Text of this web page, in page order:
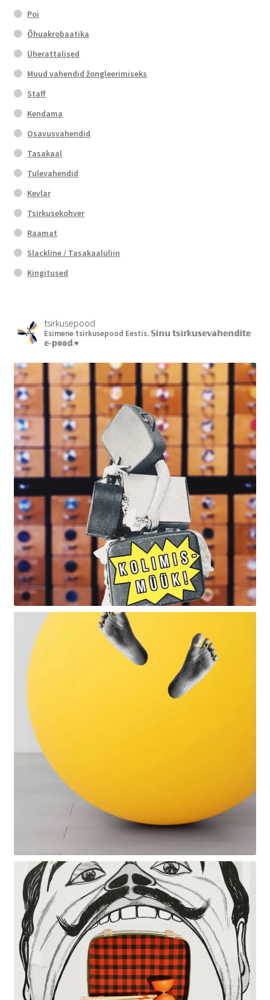
Poi
Õhuakrobaatika
Üherattalised
Muud vahendid žongleerimiseks
Staff
Kendama
Osavusvahendid
Tasakaal
Tulevahendid
Kevlar
Tsirkusekohver
Raamat
Slackline / Tasakaaluliin
Kingitused
tsirkusepood
Esimene tsirkusepood Eestis. 𝕊𝕚𝕟𝕦 𝕥𝕤𝕚𝕣𝕜𝕦𝕤𝕖𝕧𝕒𝕙𝕖𝕟𝕕𝕚𝕥𝕖
𝕖-𝕡𝕠𝕠𝕕.♥︎